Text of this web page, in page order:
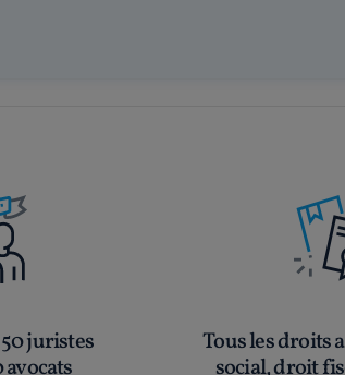
juristes
avocats
Tous les droits
social, droit